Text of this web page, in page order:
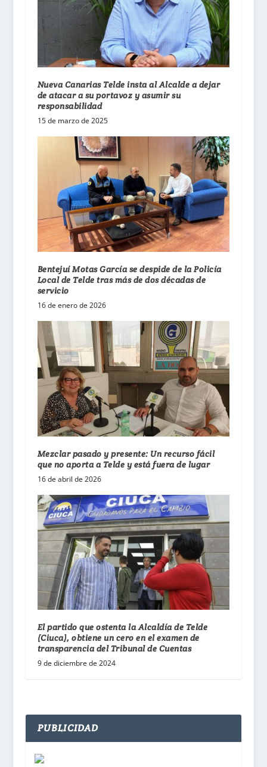
Nueva Canarias Telde insta al Alcalde a dejar
de atacar a su portavoz y asumir su
responsabilidad
15 de marzo de 2025
Bentejuí Motas García se despide de la Policía
Local de Telde tras más de dos décadas de
servicio
16 de enero de 2026
Mezclar pasado y presente: Un recurso fácil
que no aporta a Telde y está fuera de lugar
16 de abril de 2026
El partido que ostenta la Alcaldía de Telde
(Ciuca), obtiene un cero en el examen de
transparencia del Tribunal de Cuentas
9 de diciembre de 2024
PUBLICIDAD